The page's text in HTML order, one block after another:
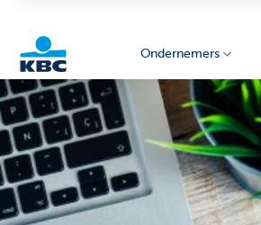
KBC
Ondernemers